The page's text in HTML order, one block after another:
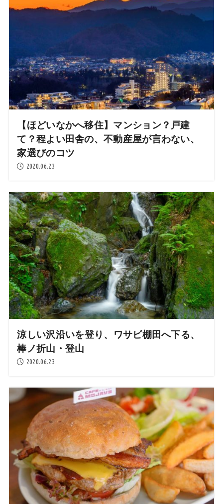
【ほどいなかへ移住】マンション？戸建
て？程よい田舎の、不動産屋が言わない、
家選びのコツ
2020.06.23
涼しい沢沿いを登り、ワサビ棚田へ下る、
棒ノ折山・登山
2020.06.23